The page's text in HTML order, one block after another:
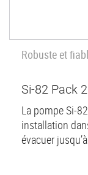
Robuste et
Si-82 Pack 2
La pompe Si-
installation
évacuer